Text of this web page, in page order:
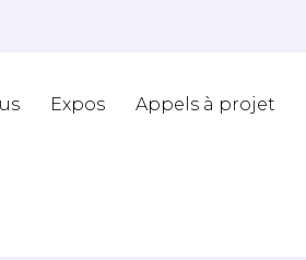
Expos Appels à projet